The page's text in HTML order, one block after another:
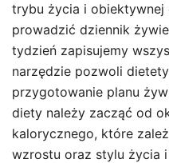
trybu życia i obiektywnej
prowadzić dziennik
tydzień zapisujemy
narzędzie pozwoli
przygotowanie planu
diety należy zacząć od
kalorycznego, które
wzrostu oraz stylu życia